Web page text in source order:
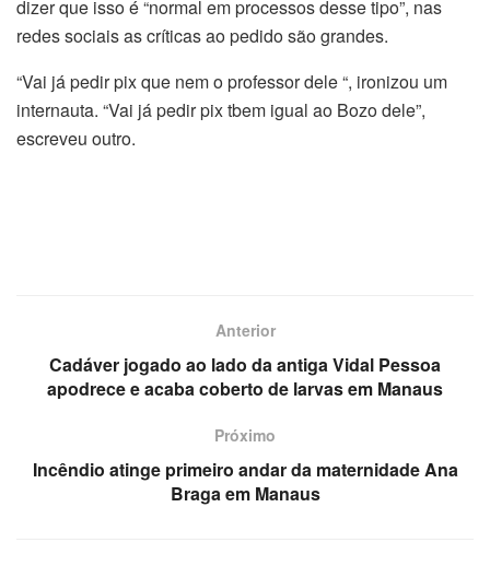
dizer que isso é “normal em processos desse tipo”, nas
redes sociais as críticas ao pedido são grandes.
“Vai já pedir pix que nem o professor dele “, ironizou um
internauta. “Vai já pedir pix tbem igual ao Bozo dele”,
escreveu outro.
Anterior
Cadáver jogado ao lado da antiga Vidal Pessoa
apodrece e acaba coberto de larvas em Manaus
Próximo
Incêndio atinge primeiro andar da maternidade Ana
Braga em Manaus